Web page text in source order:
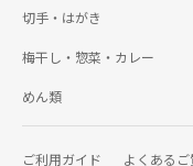
切手・はがき
梅干し・惣菜・カレー
めん類
ご利用ガイド よくあるご